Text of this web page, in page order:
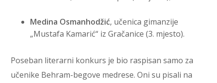
Medina Osmanhodžić, učenica gimanzije
„Mustafa Kamarić“ iz Gračanice (3. mjesto).
Poseban literarni konkurs je bio raspisan samo za
učenike Behram-begove medrese. Oni su pisali na